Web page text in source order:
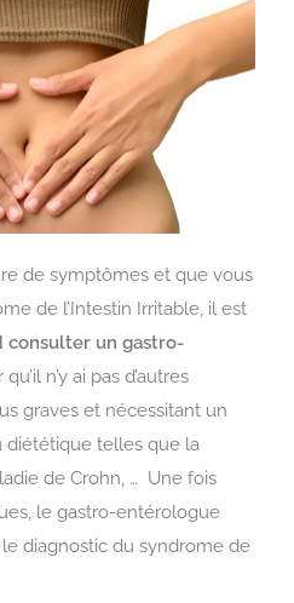
de symptômes et que vous
de l’Intestin Irritable, il est
consulter un gastro-
n’y ai pas d’autres
graves et nécessitant un
telles que la
de Crohn, … Une fois
le gastro-entérologue
diagnostic du syndrome de